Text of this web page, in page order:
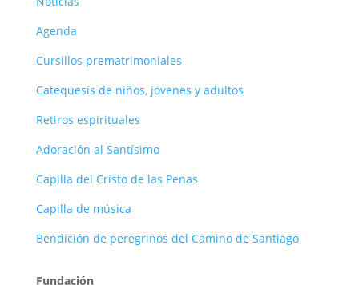
Agenda
Cursillos prematrimoniales
Catequesis de niños, jóvenes y adultos
Retiros espirituales
Adoración al Santísimo
Capilla del Cristo de las Penas
Capilla de música
Bendición de peregrinos del Camino de Santiago
Fundación